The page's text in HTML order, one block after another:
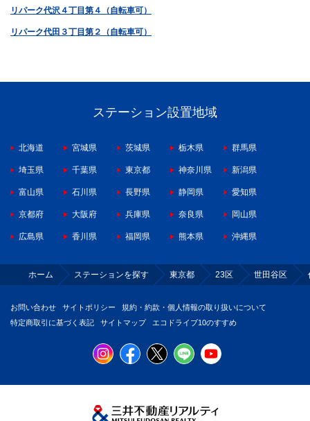
リパーク代沢４丁目第４（自転車可）
リパーク代田３丁目第２（自転車可）
ステーション設置地域
北海道 宮城県 茨城県 栃木県 群馬県
埼玉県 千葉県 東京都 神奈川県 新潟県
富山県 石川県 長野県 静岡県 愛知県
京都府 大阪府 兵庫県 奈良県 岡山県
広島県 香川県 福岡県 熊本県 沖縄県
ホーム ステーションを探す 東京都 23区 世田谷区
お問い合わせ サイトポリシー
規約・約款・個人情報の取り扱いについて
特定商取引に基づく表記
サイトマップ エコドライブ10のすすめ